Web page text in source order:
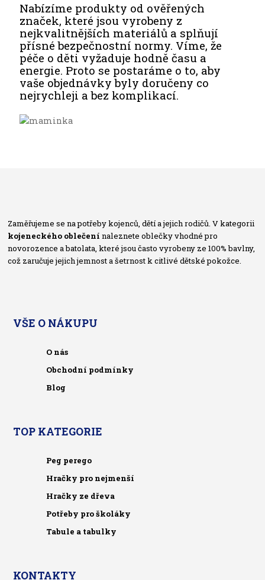
Nabízíme produkty od ověřených
značek, které jsou vyrobeny z
nejkvalitnějších materiálů a splňují
přísné bezpečnostní normy. Víme, že
péče o děti vyžaduje hodně času a
energie. Proto se postaráme o to, aby
vaše objednávky byly doručeny co
nejrychleji a bez komplikací.
Zaměřujeme se na potřeby kojenců, dětí a jejich rodičů. V kategorii
kojeneckého oblečení naleznete oblečky vhodné pro
novorozence a batolata, které jsou často vyrobeny ze 100% bavlny,
což zaručuje jejich jemnost a šetrnost k citlivé dětské pokožce.
VŠE O NÁKUPU
O nás
Obchodní podmínky
Blog
TOP KATEGORIE
Peg perego
Hračky pro nejmenší
Hračky ze dřeva
Potřeby pro školáky
Tabule a tabulky
KONTAKTY